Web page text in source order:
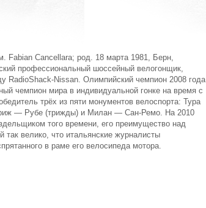
Fabian Cancellara; род. 18 марта 1981, Берн,
профессиональный шоссейный велогонщик,
RadioShack-Nissan. Олимпийский чемпион 2008 года
чемпион мира в индивидуальной гонке на время с
трёх из пяти монументов велоспорта: Тура
— Рубе (трижды) и Милан — Сан-Ремо. На 2010
того времени, его преимущество над
так велико, что итальянские журналисты
в раме его велосипеда мотора.